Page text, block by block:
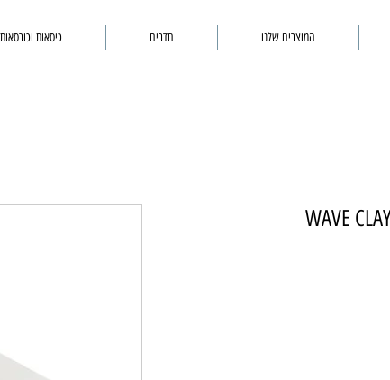
המוצרים שלנו חדרים כיסאות